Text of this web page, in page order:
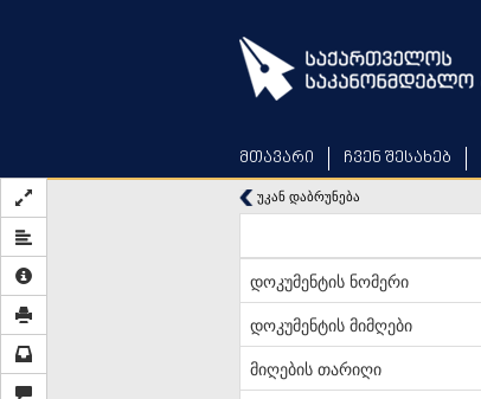
მთავარი ჩვენ შესახებ
უკან დაბრუნება
დოკუმენტის ნომერი
დოკუმენტის მიმღები
მიღების თარიღი